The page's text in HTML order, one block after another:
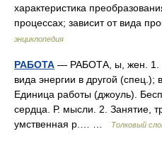
характеристика
процессах; зависит от вида
энциклопедия
РАБОТА — РАБОТА, ы, жен. 1.
вида энергии в другой
Единица работы (джоуль).
сердца. Р. мысли. 2. Занятие,
умственная р.… …
Толковый